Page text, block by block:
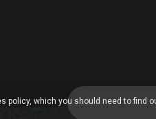
Laissez-nous un
policy, which you should need to find